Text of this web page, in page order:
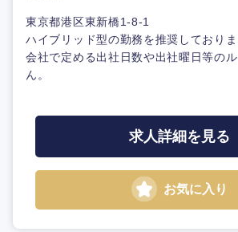
東京都港区東新橋1-8-1
ハイブリッド型の勤務を推奨しておりま
会社で定める出社日数や出社曜日等の
ん。
求人詳細を見る
お気に入り